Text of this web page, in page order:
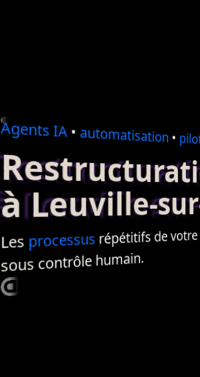
AgentsIA• automatisation•
à Leuville-
Les processusrépétitifs de votre
sous contrôle humain.